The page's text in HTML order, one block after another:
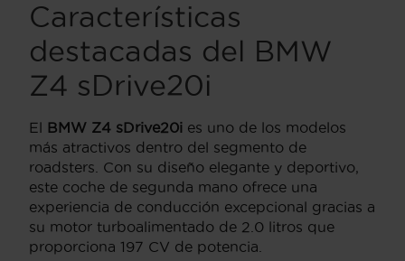
Características
destacadas del BMW
Z4 sDrive20i
El BMW Z4 sDrive20i es uno de los modelos
más atractivos dentro del segmento de
roadsters. Con su diseño elegante y deportivo,
este coche de segunda mano ofrece una
experiencia de conducción excepcional gracias a
su motor turboalimentado de 2.0 litros que
proporciona 197 CV de potencia.